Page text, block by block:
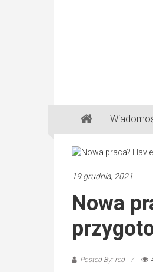
Gazeta
Częstochowa,
Lubliniec,
19 grudnia, 2021
Nowa
Posted By: red